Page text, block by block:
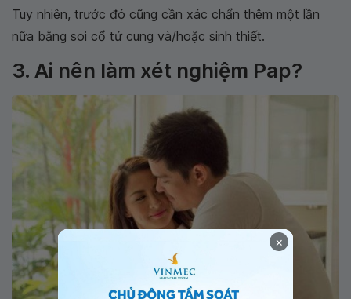
Tuy nhiên, trước đó cũng cần xác chẩn thêm một lần
nữa bằng soi cổ tử cung và/hoặc sinh thiết.
3. Ai nên làm xét nghiệm Pap?
×